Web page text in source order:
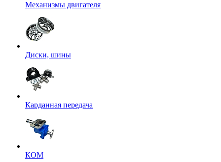
Механизмы двигателя
Диски, шины
Карданная передача
КОМ